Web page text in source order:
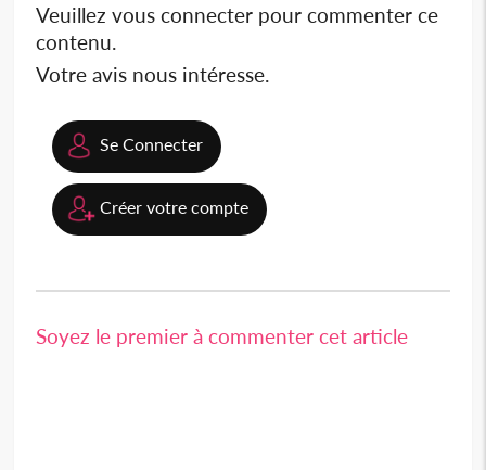
Veuillez vous connecter pour commenter ce
contenu.
Votre avis nous intéresse.
Se Connecter
Créer votre compte
Soyez le premier à commenter cet article